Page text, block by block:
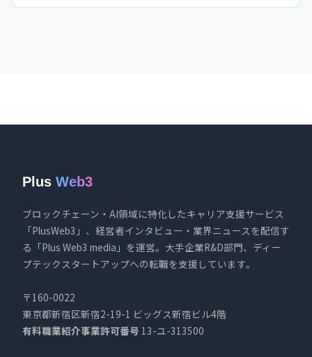
Plus Web3
ブロックチェーン・AI領域に特化したキャリア支援サービス
「PlusWeb3」、経営者インタビュー・業界ニュースを配信す
る「Plus Web3 media」を運営。大手企業R&D部門、ディー
プテックスタートアップへの転職を支援しています。
〒160-0022
東京都新宿区新宿2-19-1 ビッグス新宿ビル4階
有料職業紹介事業許可番号 13-ユ-313500